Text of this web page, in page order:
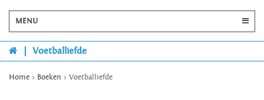
MENU
Voetballiefde
Home > Boeken > Voetballiefde